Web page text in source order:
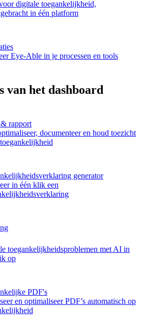
digitale toegankelijkheid,
in één platform
Eye-Able in je processen en tools
van het dashboard
rapport
documenteer en houd toezicht
generator
in één klik een
toegankelijkheidsproblemen met AI in
op
PDF's
en optimaliseer PDF’s automatisch op